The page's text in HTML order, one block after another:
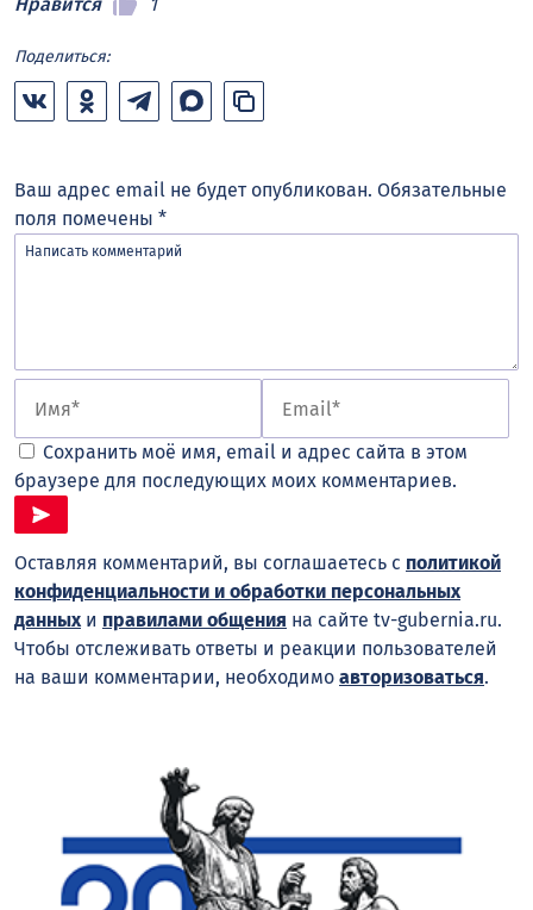
Нравится
1
Поделиться:
Ваш адрес email не будет опубликован. Обязательные
поля помечены *
Сохранить моё имя, email и адрес сайта в этом
браузере для последующих моих комментариев.
Оставляя комментарий, вы соглашаетесь с политикой
конфиденциальности и обработки персональных
данныхи правилами общения на сайте tv-gubernia.ru.
Чтобы отслеживать ответы и реакции пользователей
на ваши комментарии, необходимо авторизоваться.